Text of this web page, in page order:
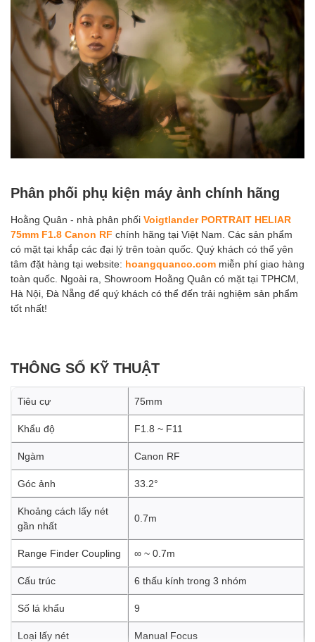
Phân phối phụ kiện máy ảnh chính hãng
Hoằng Quân - nhà phân phối Voigtlander PORTRAIT HELIAR
75mm F1.8 Canon RF chính hãng tại Việt Nam. Các sản phẩm
có mặt tại khắp các đại lý trên toàn quốc. Quý khách có thể yên
tâm đặt hàng tại website: hoangquanco.com miễn phí giao hàng
toàn quốc. Ngoài ra, Showroom Hoằng Quân có mặt tại TPHCM,
Hà Nội, Đà Nẵng để quý khách có thể đến trải nghiệm sản phẩm
tốt nhất!
THÔNG SỐ KỸ THUẬT
Tiêu cự 75mm
Khẩu độ F1.8 ~ F11
Ngàm Canon RF
Góc ảnh 33.2°
Khoảng cách lấy nét
gần nhất
0.7m
Range Finder Coupling ∞ ~ 0.7m
Cấu trúc 6 thấu kính trong 3 nhóm
Số lá khẩu 9
Loại lấy nét Manual Focus